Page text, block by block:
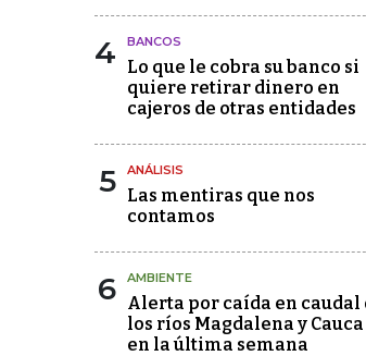
4 BANCOS
Lo que le cobra su banco si
quiere retirar dinero en
cajeros de otras entidades
5 ANÁLISIS
Las mentiras que nos
contamos
6 AMBIENTE
Alerta por caída en caudal
los ríos Magdalena y Cauca
en la última semana